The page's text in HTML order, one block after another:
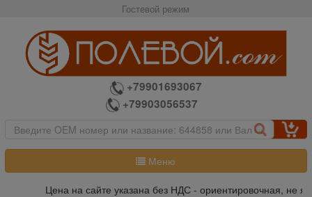
Гостевой режим
+79901693067
+79903056537
Меню
Цена на сайте указана без НДС - ориентировочная, не